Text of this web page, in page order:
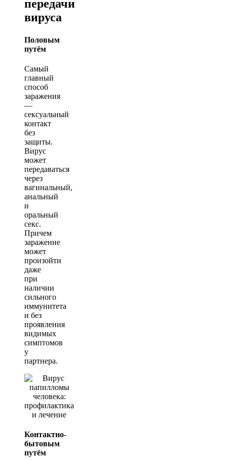
передачи
вируса
Половым
путём
Самый
главный
способ
заражения
—
сексуальный
контакт
без
защиты.
Вирус
может
передаваться
через
вагинальный,
анальный
и
оральный
секс.
Причем
заражение
может
произойти
даже
при
наличии
сильного
иммунитета
и без
проявления
видимых
симптомов
у
партнера.
Контактно-
бытовым
путём